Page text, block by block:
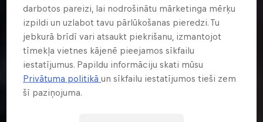
darbotos pareizi, lai nodrošinātu mārketinga mērķu
izpildi un uzlabot tavu pārlūkošanas pieredzi. Tu
jebkurā brīdī vari atsaukt piekrišanu, izmantojot
tīmekļa vietnes kājenē pieejamos sīkfailu
iestatījumus. Papildu informāciju skati mūsu
Privātuma politikāun sīkfailu iestatījumos tieši zem
šī paziņojuma.